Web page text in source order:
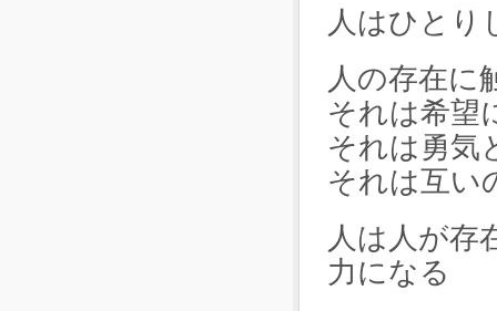
人はひとり
人の存在に
それは希望
それは勇気
それは互い
人は人が存
力になる